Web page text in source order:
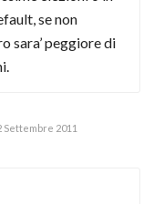
se non
sara’ peggiore di
Settembre 2011